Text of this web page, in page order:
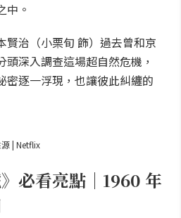
中。
賢治（小栗旬 飾）過去曾和京
深入調查這場超自然危機，
密逐一浮現，也讓彼此糾纏的
| Netflix
必看亮點｜1960 年